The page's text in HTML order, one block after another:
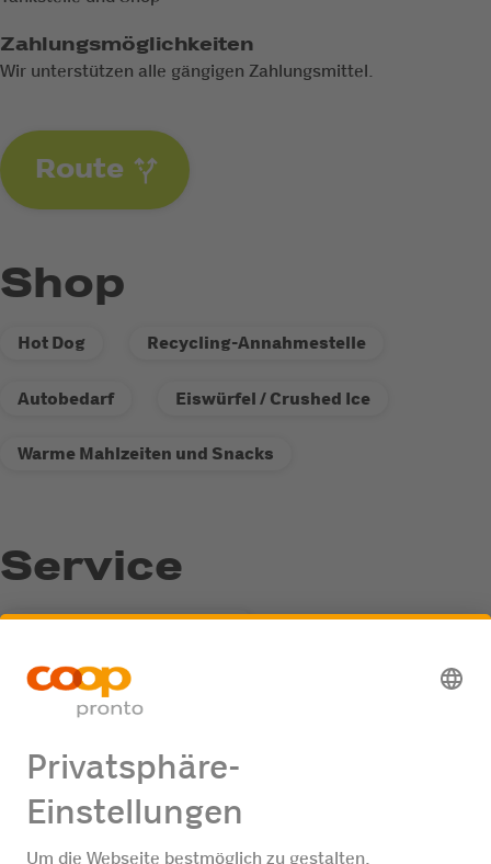
Zahlungsmöglichkeiten
Wir unterstützen alle gängigen Zahlungsmittel.
Route
Shop
Hot Dog Recycling-Annahmestelle
Autobedarf Eiswürfel / Crushed Ice
Warme Mahlzeiten und Snacks
Service
Fastline-Tankautomat
Jobangebote